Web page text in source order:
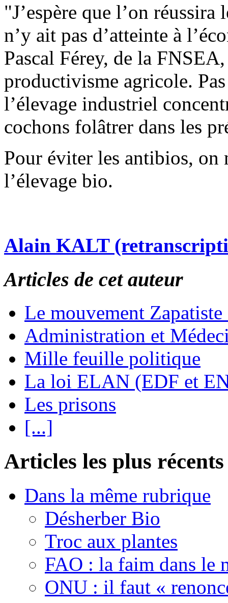
"J’espère que l’on
n’y ait pas d’atteinte à
Pascal Férey, de la
productivisme agricole.
l’élevage industriel
cochons folâtrer dans les
Pour éviter les antibios, on
l’élevage bio.
Alain KALT
Articles de cet auteur
Le mouvement
Administration et
Mille feuille politique
La loi ELAN (EDF et
Les prisons
[...]
Articles les plus récents
Dans la même rubrique
Désherber Bio
Troc aux plantes
FAO : la faim dans le
ONU : il faut «